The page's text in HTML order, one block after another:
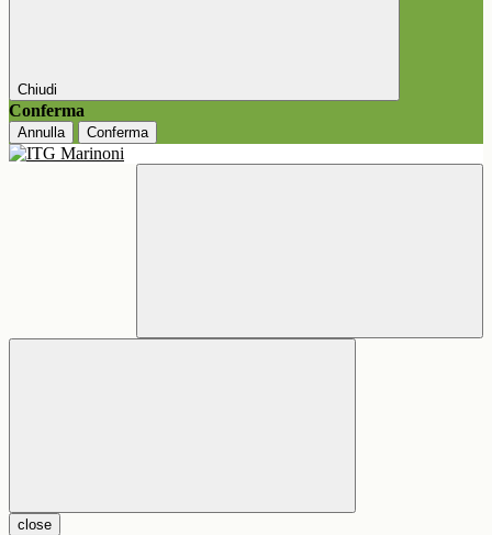
Chiudi
Conferma
Annulla Conferma
close